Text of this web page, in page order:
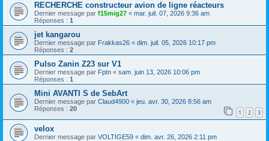
RECHERCHE constructeur avion de ligne réacteurs
Dernier message par f15mig27 « mar. juil. 07, 2026 9:36 am
Réponses : 1
jet kangarou
Dernier message par Frakkas26 « dim. juil. 05, 2026 10:17 pm
Réponses : 2
Pulso Zanin Z23 sur V1
Dernier message par Fptn « sam. juin 13, 2026 10:06 pm
Réponses : 1
Mini AVANTI S de SebArt
Dernier message par Claud4900 « jeu. avr. 30, 2026 8:56 am
Réponses : 20 1 2 3
velox
Dernier message par VOLTIGE59 « dim. avr. 26, 2026 2:11 pm